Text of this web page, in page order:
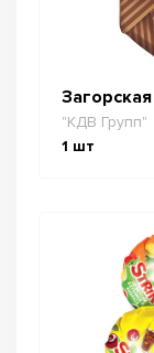
"КДВ Групп"
1 шт